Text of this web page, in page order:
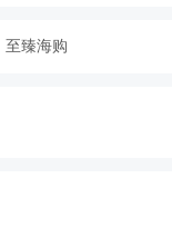
的阅读服务，
至臻海购